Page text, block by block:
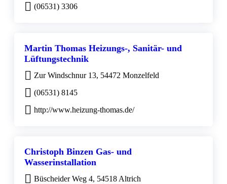
(06531) 3306
Martin Thomas Heizungs-, Sanitär- und
Lüftungstechnik
Zur Windschnur 13, 54472 Monzelfeld
(06531) 8145
http://www.heizung-thomas.de/
Christoph Binzen Gas- und
Wasserinstallation
Büscheider Weg 4, 54518 Altrich